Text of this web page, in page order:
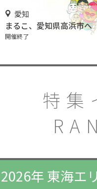
愛知
まるこ、愛知県高浜市へ
開催終了
特集
2026年 東海エ